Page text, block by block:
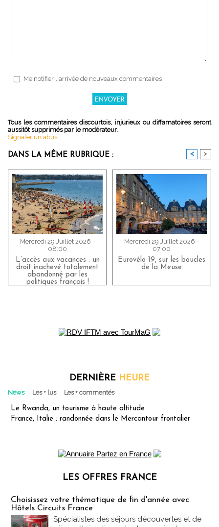
Me notifier l'arrivée de nouveaux commentaires
Tous les commentaires discourtois, injurieux ou diffamatoires seront
aussitôt supprimés par le modérateur.
Signaler un abus
DANS LA MÊME RUBRIQUE : < >
Mercredi 29 Juillet 2026 -
08:00
L’accès aux vacances : un
droit inachevé totalement
abandonné par les
politiques français !
Mercredi 29 Juillet 2026 -
07:00
Eurovélo 19, sur les boucles
de la Meuse
DERNIÈRE HEURE
News Les + lus Les + commentés
Le Rwanda, un tourisme à haute altitude
France, Italie : randonnée dans le Mercantour frontalier
LES OFFRES FRANCE
Choisissez votre thématique de fin d'année avec
Hôtels Circuits France
Spécialistes des séjours découvertes et de